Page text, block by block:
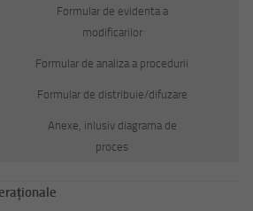
Formular de evidenta a
modificarilor
Formular de analiza a procedurii
Formular de distribuie/difuzare
Anexe, inlusiv diagrama de
proces